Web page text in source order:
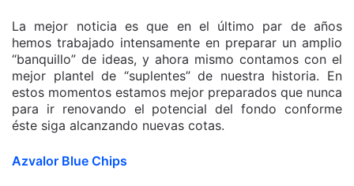
La mejor noticia es que en el último par de años
hemos trabajado intensamente en preparar un amplio
“banquillo” de ideas, y ahora mismo contamos con el
mejor plantel de “suplentes” de nuestra historia. En
estos momentos estamos mejor preparados que nunca
para ir renovando el potencial del fondo conforme
éste siga alcanzando nuevas cotas.
Azvalor Blue Chips